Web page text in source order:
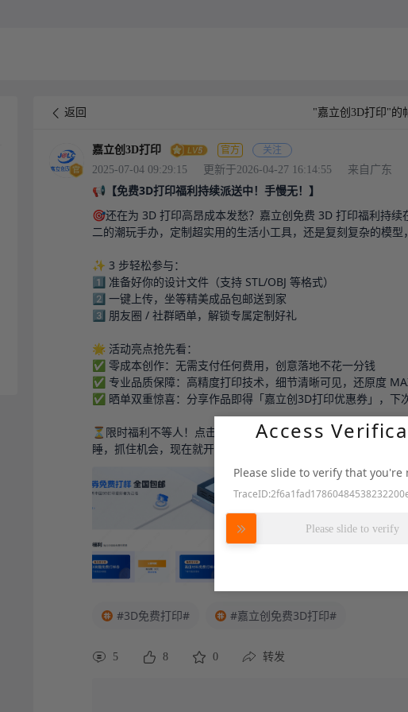
返回 "嘉立创3D打印"的
嘉立创3D打印 官方 关注
2025-07-04 09:29:15 更新于2026-04-27 16:14:55 来自广东
📢【免费3D打印福利持续派送中！手慢无！】
🎯还在为 3D 打印高昂成本发愁？嘉立创免费 3D 打印福利持
二的潮玩手办，定制超实用的生活小工具，还是复刻复杂的模型
✨ 3 步轻松参与：
1️⃣ 准备好你的设计文件（支持 STL/OBJ 等格式）
2️⃣ 一键上传，坐等精美成品包邮送到家
3️⃣ 朋友圈 / 社群晒单，解锁专属定制好礼
🌟 活动亮点抢先看：
✅ 零成本创作：无需支付任何费用，创意落地不花一分钱
✅ 专业品质保障：高精度打印技术，细节清晰可见，还原度
✅ 晒单双重惊喜：分享作品即得「嘉立创3D打印优惠券」，下
⏳限时福利不等人！点击活动链接马上参与，带上 #3D免费打
睡，抓住机会，现在就开启你的3D打印奇妙之旅！
#3D免费打印# #嘉立创免费3D打印#
5 8 0 转发
Access
Please slide to verify that you're
Please slide to verify